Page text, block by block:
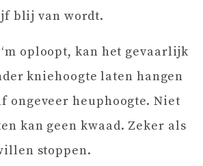
blij van wordt.
oploopt, kan het gevaarlijk
kniehoogte laten hangen
ongeveer heuphoogte. Niet
kan geen kwaad. Zeker als
stoppen.